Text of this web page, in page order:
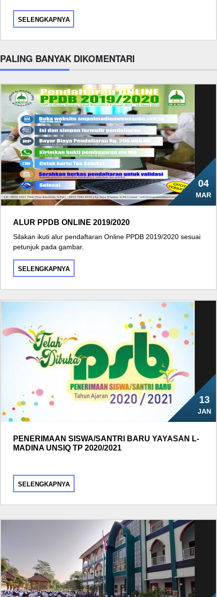
SELENGKAPNYA
PALING BANYAK DIKOMENTARI
04
MAR
ALUR PPDB ONLINE 2019/2020
Silakan ikuti alur pendaftaran Online PPDB 2019/2020 sesuai
petunjuk pada gambar.
SELENGKAPNYA
13
JAN
PENERIMAAN SISWA/SANTRI BARU YAYASAN L-
MADINA UNSIQ TP 2020/2021
SELENGKAPNYA